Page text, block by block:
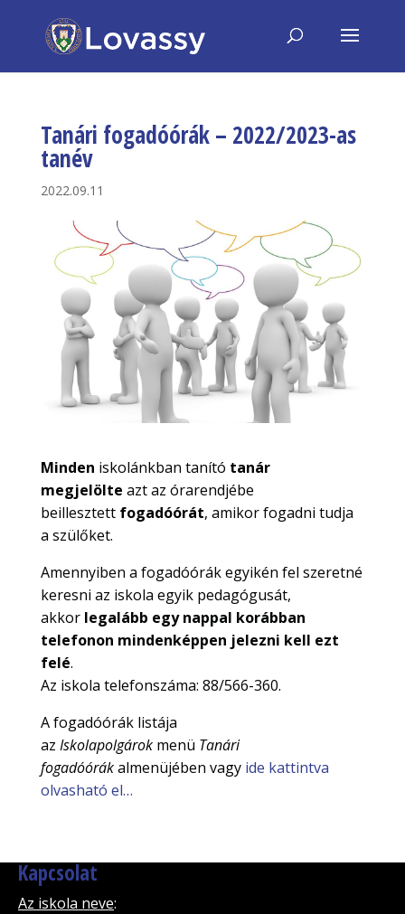
Tanári fogadóórák – 2022/2023-as
tanév
2022.09.11
Minden iskolánkban tanító tanár
megjelölte azt az órarendjébe
beillesztett fogadóórát, amikor fogadni tudja
a szülőket.
Amennyiben a fogadóórák egyikén fel szeretné
keresni az iskola egyik pedagógusát,
akkor legalább egy nappal korábban
telefonon mindenképpen jelezni kell ezt
felé.
Az iskola telefonszáma: 88/566-360.
A fogadóórák listája
az Iskolapolgárokmenü Tanári
fogadóórákalmenüjében vagy ide kattintva
olvasható el…
Kapcsolat
Az iskola neve: